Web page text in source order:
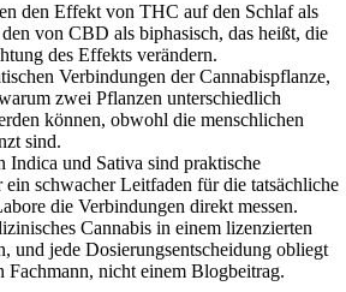
den Effekt von THC auf den Schlaf als
von CBD als biphasisch, das heißt, die
des Effekts verändern.
Verbindungen der Cannabispflanze,
zwei Pflanzen unterschiedlich
können, obwohl die menschlichen
sind.
Indica und Sativa sind praktische
schwacher Leitfaden für die tatsächliche
die Verbindungen direkt messen.
Cannabis in einem lizenzierten
und jede Dosierungsentscheidung obliegt
Fachmann, nicht einem Blogbeitrag.